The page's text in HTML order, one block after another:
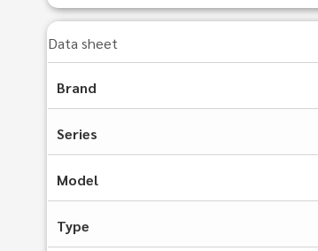
Data sheet
Brand
Series
Model
Type